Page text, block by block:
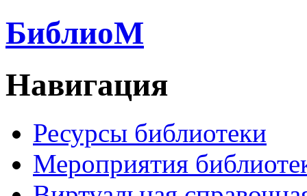
БиблиоМ
Навигация
Ресурсы библиотеки
Мероприятия